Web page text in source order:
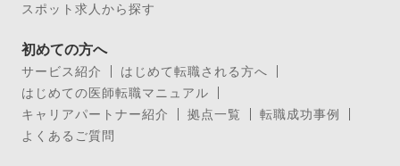
スポット求人から探す
初めての方へ
サービス紹介
はじめて転職される方へ
はじめての医師転職マニュアル
キャリアパートナー紹介
拠点一覧
転職成功事例
よくあるご質問